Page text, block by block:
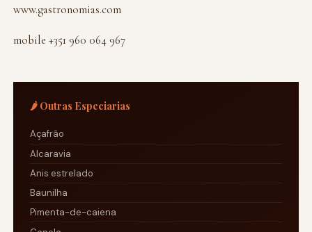
www.gastronomias.com
mobile +351 960 064 967
🌶️ Outras Especiarias
Açafrão
Alcaravia
Anis estrelado
Baunilha
Pimenta-de-caiena